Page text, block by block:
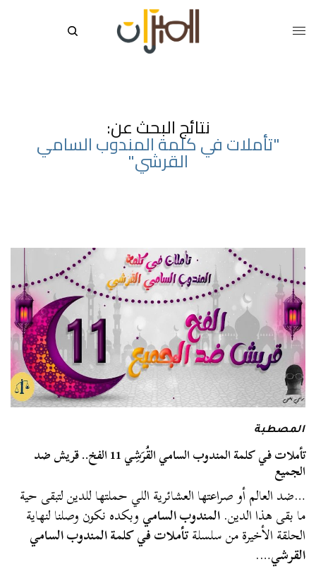
نتائج البحث عن:
"تأملات في كلمة المندوب السامي
القرشي"
المصطبة
تأملات في كلمة المندوب السامي القُرَشِي 11 الفخ.. قريش ضد
الجميع
…ضد العالم أو صراعتها العشائرية اللي حملتها للدين لتبقى حية
ما بقى هذا الدين.المندوب الساميوبكده نكون وصلنا لنهاية
الحلقة الأخيرة من سلسلةتأملات في كلمة المندوب السامي
القرشي….